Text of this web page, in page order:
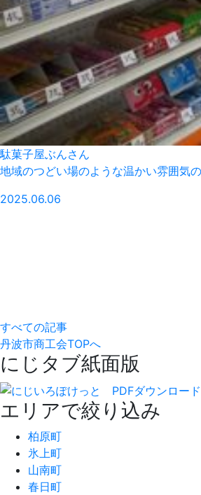
駄菓子屋ぶんさん
地域のつどい場のような温かい雰囲気
2025.06.06
すべての記事
丹波市商工会TOPへ
にじタブ紙面版
エリアで絞り込み
柏原町
氷上町
山南町
春日町